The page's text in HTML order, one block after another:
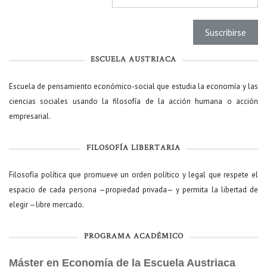
ESCUELA AUSTRIACA
Escuela de pensamiento económico-social que estudia la economía y las
ciencias sociales usando la filosofía de la acción humana o acción
empresarial.
FILOSOFÍA LIBERTARIA
Filosofía política que promueve un orden político y legal que respete el
espacio de cada persona —propiedad privada— y permita la libertad de
elegir —libre mercado.
PROGRAMA ACADÉMICO
Máster en Economía de la Escuela Austriaca